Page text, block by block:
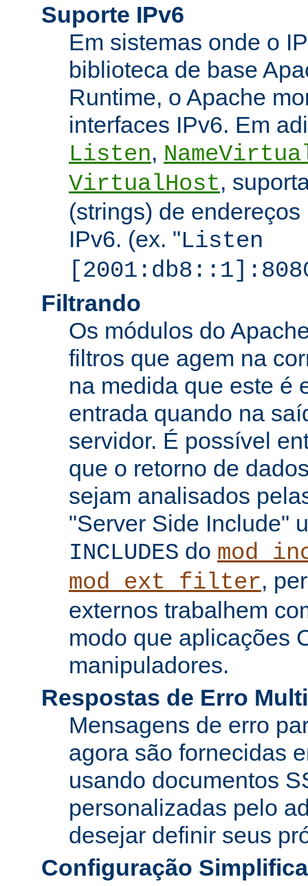
Suporte IPv6
Em sistemas onde o
biblioteca de base
Runtime, o Apache
interfaces IPv6. Em
Listen,
VirtualHost,
(strings) de
IPv6. (ex. "Listen
Filtrando
Os módulos do
filtros que agem na
na medida que este é
entrada quando na
servidor. É possível
que o retorno de
sejam analisados
"Server Side Include"
INCLUDES do
mod_ext_filter,
externos trabalhem
modo que aplicações
manipuladores.
Respostas de Erro
Mensagens de erro
agora são fornecidas
usando documentos
personalizadas pelo
desejar definir seus
Configuração